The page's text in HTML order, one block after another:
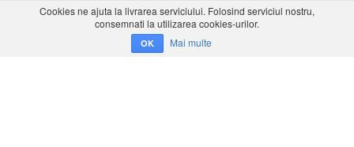
Cookies ne ajuta la livrarea serviciului. Folosind serviciul nostru,
consemnati la utilizarea cookies-urilor.
OK Mai multe